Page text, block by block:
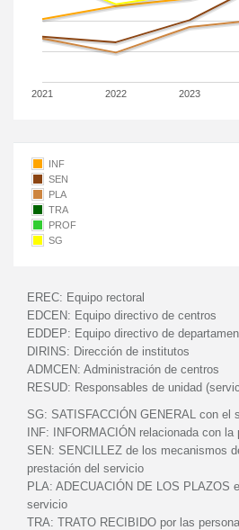
2021 2022 2023
INF
SEN
PLA
TRA
PROF
SG
EREC: Equipo rectoral
EDCEN: Equipo directivo de centros
EDDEP: Equipo directivo de
DIRINS: Dirección de institutos
ADMCEN: Administración de centros
RESUD: Responsables de unidad
SG: SATISFACCIÓN GENERAL con el
INF:
INFORMACIÓN relacionada con
SEN: SENCILLEZ de los mecanismos
prestación del servicio
PLA: ADECUACIÓN DE LOS PLAZOS
servicio
TRA: TRATO RECIBIDO por las